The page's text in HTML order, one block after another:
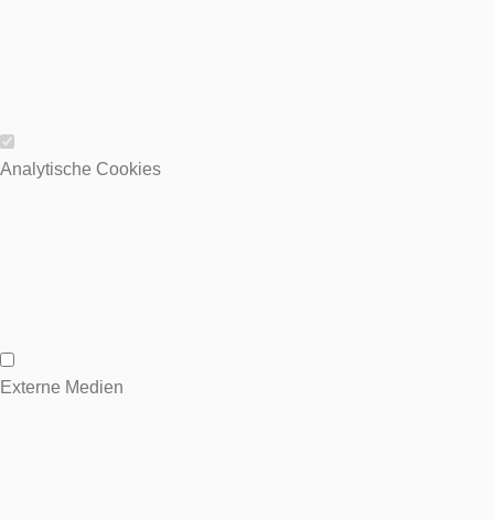
Wesentliche Cookies
Analytische Cookies
Analytische Cookies
Externe Medien